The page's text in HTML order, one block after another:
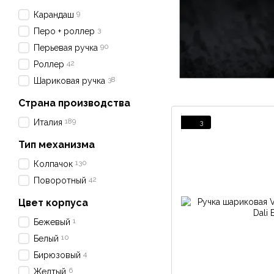
3
Карандаш 9
Перо + роллер 3
Перьевая ручка 90
Роллер 42
Шариковая ручка 38
Страна производства
Италия 189
Тип механизма
Колпачок 130
Поворотный 42
Цвет корпуса
Бежевый 1
Белый 10
Бирюзовый 4
Желтый 6